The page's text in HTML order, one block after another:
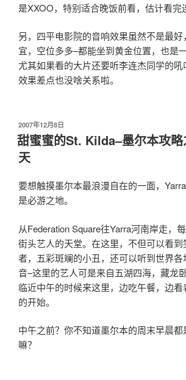
是XXOO，特别适合晚饭前看，估计看完
另，四平电影院的音响效果虽然不是最
宜，空位多多–都能坐到黄金位置，也是
尤其如果看的大片还要听李连杰同学的
效果差点也没啥关系啦。
发
布
于
2007年12月8日
甜蜜蜜的St. Kilda–墨尔本攻
天
要想触摸墨尔本最浪漫自在的一面，
是必游之地。
从Federation Square往Yarra河南岸走，
街头艺人的天堂。在这里，不但可以看
者，五彩斑斓的小丑，还可以听到世界
音–这里的艺人可是来自五湖四海，藏龙
临近中午的时候来这里，边吃午餐，边
的开始。
中午之前？你不知道墨尔本的周末早晨
嘛？